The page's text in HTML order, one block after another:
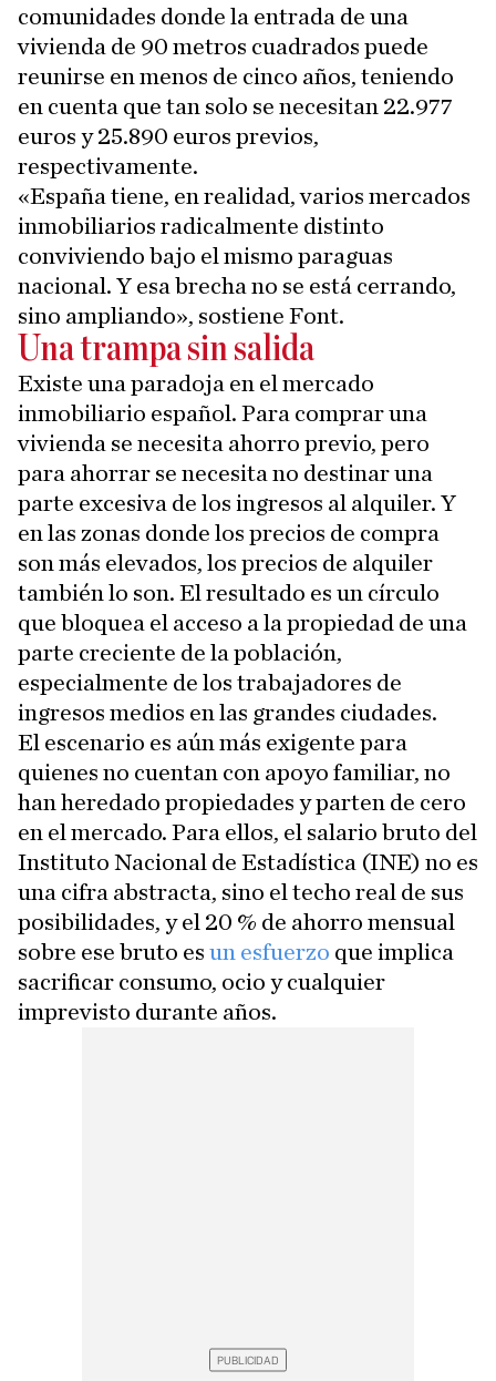
comunidades donde la entrada de una
vivienda de 90 metros cuadrados puede
reunirse en menos de cinco años, teniendo
en cuenta que tan solo se necesitan 22.977
euros y 25.890 euros previos,
respectivamente.
«España tiene, en realidad, varios mercados
inmobiliarios radicalmente distinto
conviviendo bajo el mismo paraguas
nacional. Y esa brecha no se está cerrando,
sino ampliando», sostiene Font.
Una trampa sin salida
Existe una paradoja en el mercado
inmobiliario español. Para comprar una
vivienda se necesita ahorro previo, pero
para ahorrar se necesita no destinar una
parte excesiva de los ingresos al alquiler. Y
en las zonas donde los precios de compra
son más elevados, los precios de alquiler
también lo son. El resultado es un círculo
que bloquea el acceso a la propiedad de una
parte creciente de la población,
especialmente de los trabajadores de
ingresos medios en las grandes ciudades.
El escenario es aún más exigente para
quienes no cuentan con apoyo familiar, no
han heredado propiedades y parten de cero
en el mercado. Para ellos, el salario bruto del
Instituto Nacional de Estadística (INE) no es
una cifra abstracta, sino el techo real de sus
posibilidades, y el 20 % de ahorro mensual
sobre ese bruto es un esfuerzo que implica
sacrificar consumo, ocio y cualquier
imprevisto durante años.